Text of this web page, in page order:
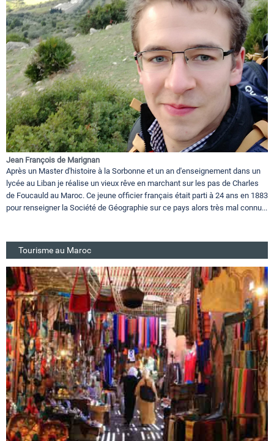
Jean François de Marignan
Après un Master d'histoire à la Sorbonne et un an d'enseignement dans un
lycée au Liban je réalise un vieux rêve en marchant sur les pas de Charles
de Foucauld au Maroc. Ce jeune officier français était parti à 24 ans en 1883
pour renseigner la Société de Géographie sur ce pays alors très mal connu...
Tourisme au Maroc